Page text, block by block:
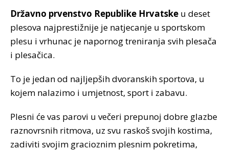
Državno prvenstvo Republike Hrvatske u deset
plesova najprestižnije je natjecanje u sportskom
plesu i vrhunac je napornog treniranja svih plesača
i plesačica.
To je jedan od najljepših dvoranskih sportova, u
kojem nalazimo i umjetnost, sport i zabavu.
Plesni će vas parovi u večeri prepunoj dobre glazbe
raznovrsnih ritmova, uz svu raskoš svojih kostima,
zadiviti svojim gracioznim plesnim pokretima,